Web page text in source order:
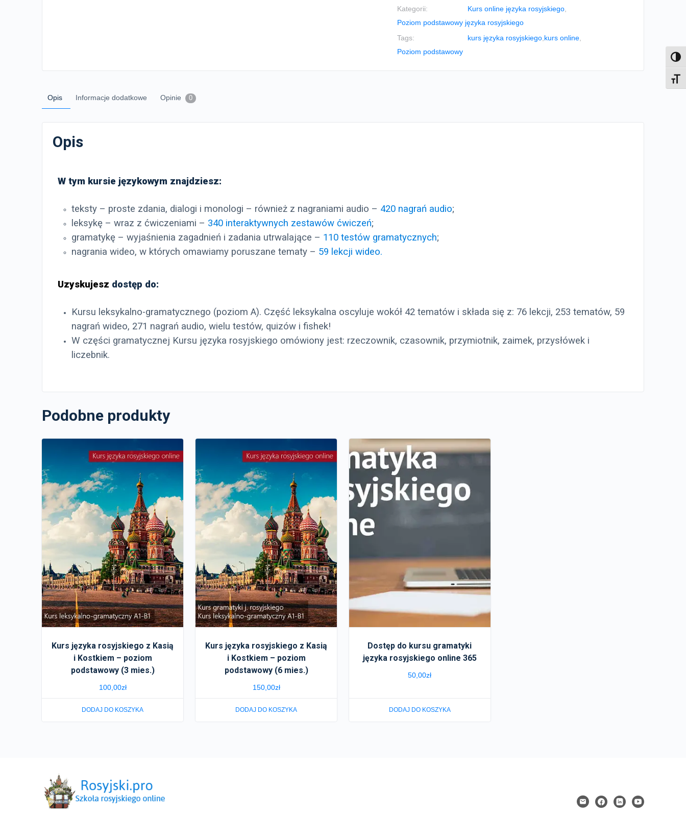
Kategorii: Kurs online języka rosyjskiego,
Poziom podstawowy języka rosyjskiego
Tags:
kurs języka rosyjskiego, kurs online,
Poziom podstawowy
Opis Informacje dodatkowe Opinie 0
Opis
W tym kursie językowym znajdziesz:
teksty – proste zdania, dialogi i monologi – również z nagraniami audio – 420 nagrań audio;
leksykę – wraz z ćwiczeniami – 340 interaktywnych zestawów ćwiczeń;
gramatykę – wyjaśnienia zagadnień i zadania utrwalające – 110 testów gramatycznych;
nagrania wideo, w których omawiamy poruszane tematy – 59 lekcji wideo.
Uzyskujesz dostęp do:
Kursu leksykalno-gramatycznego (poziom A). Część leksykalna oscyluje wokół 42 tematów i składa się z: 76 lekcji, 253 tematów, 59
nagrań wideo, 271 nagrań audio, wielu testów, quizów i fishek!
W części gramatycznej Kursu języka rosyjskiego omówiony jest: rzeczownik, czasownik, przymiotnik, zaimek, przysłówek i
liczebnik.
Podobne produkty
Kurs języka rosyjskiego z Kasią
i Kostkiem – poziom
podstawowy (3 mies.)
100,00zł
DODAJ DO KOSZYKA
Kurs języka rosyjskiego z Kasią
i Kostkiem – poziom
podstawowy (6 mies.)
150,00zł
DODAJ DO KOSZYKA
Dostęp do kursu gramatyki
języka rosyjskiego online 365
50,00zł
DODAJ DO KOSZYKA